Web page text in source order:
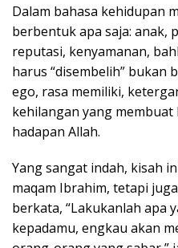
Dalam bahasa kehidupan
berbentuk apa saja: anak,
reputasi, kenyamanan,
harus “disembelih” bukan
ego, rasa memiliki,
kehilangan yang
hadapan Allah.
Yang sangat indah, kisah
maqam Ibrahim, tetapi
berkata, “Lakukanlah apa
kepadamu, engkau akan